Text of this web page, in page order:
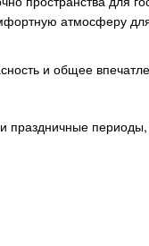
атмосферу
и общее